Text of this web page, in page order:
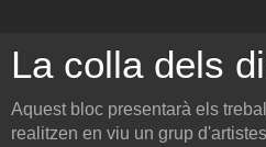
La colla dels
Aquest bloc presentarà els
realitzen en viu un grup